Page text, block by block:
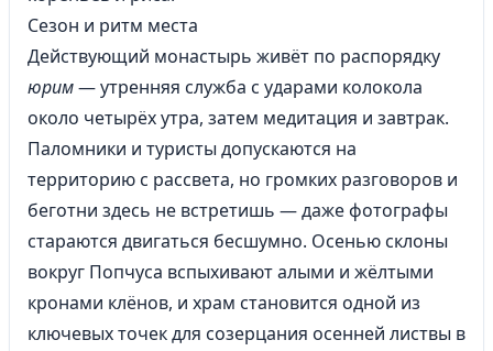
Сезон и ритм места
Действующий монастырь живёт по распорядку
юрим— утренняя служба с ударами колокола
около четырёх утра, затем медитация и завтрак.
Паломники и туристы допускаются на
территорию с рассвета, но громких разговоров и
беготни здесь не встретишь — даже фотографы
стараются двигаться бесшумно. Осенью склоны
вокруг Попчуса вспыхивают алыми и жёлтыми
кронами клёнов, и храм становится одной из
ключевых точек для созерцания осенней листвы в